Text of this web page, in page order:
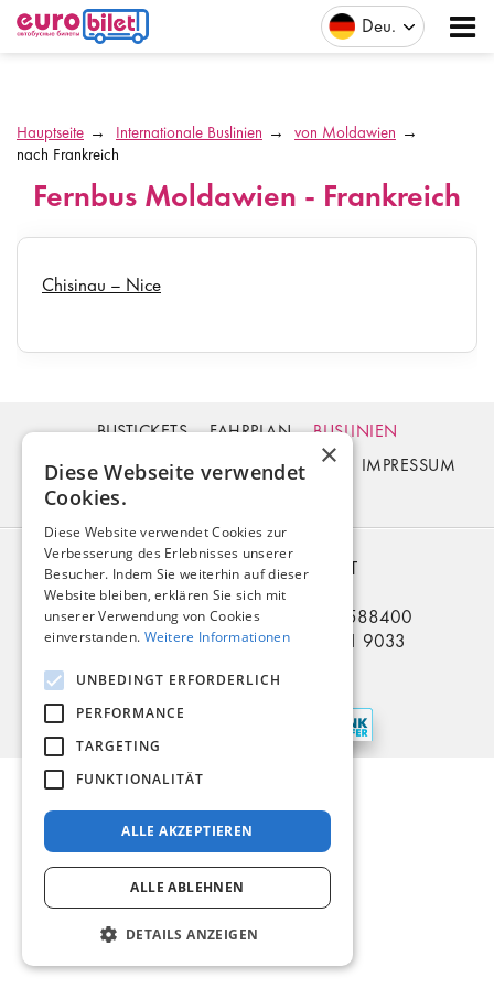
Deu
Hauptseite Internationale Buslinien
von Moldawien
nach Frankreich
Fernbus Moldawien - Frankreich
Chisinau – Nice
BUSTICKETS FAHRPLAN
BUSLINIEN
BUSHALTESTELLEN
ZAHLUNG FAQ
IMPRESSUM
2006 – 2026 © EURO-BILET
BUS nach RU BY UA
Telefon in Deutschland: +49 5321 3588400
Telefon in der Ukraine: +380 914 81 9033
Zahlungsarten
×
Diese Webseite verwendet
Cookies.
Diese Website verwendet Cookies zur
Verbesserung des Erlebnisses unserer
Besucher. Indem Sie weiterhin auf dieser
Website bleiben, erklären Sie sich mit
unserer Verwendung von Cookies
einverstanden. Weitere Informationen
UNBEDINGT ERFORDERLICH
PERFORMANCE
TARGETING
FUNKTIONALITÄT
ALLE AKZEPTIEREN
ALLE ABLEHNEN
DETAILS ANZEIGEN